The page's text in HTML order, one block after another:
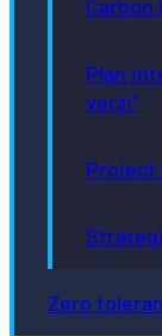
Plan
verzi”
Proiect
Zero